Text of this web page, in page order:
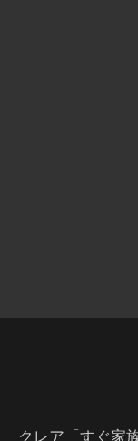
クレア「すぐ家